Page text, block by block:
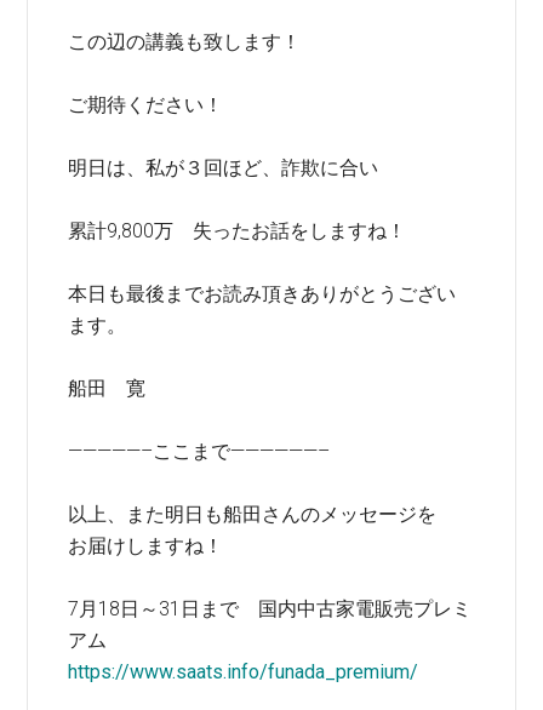
この辺の講義も致します！
ご期待ください！
明日は、私が３回ほど、詐欺に合い
累計9,800万 失ったお話をしますね！
本日も最後までお読み頂きありがとうござい
ます。
船田 寛
—————–ここまで——————–
以上、また明日も船田さんのメッセージを
お届けしますね！
7月18日～31日まで 国内中古家電販売プレミ
アム
https://www.saats.info/funada_premium/